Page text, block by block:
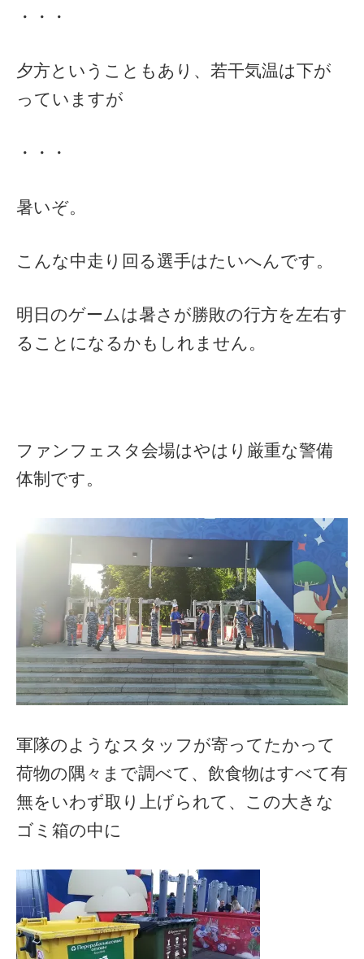
・・・
夕方ということもあり、若干気温は下が
っていますが
・・・
暑いぞ。
こんな中走り回る選手はたいへんです。
明日のゲームは暑さが勝敗の行方を左右す
ることになるかもしれません。
ファンフェスタ会場はやはり厳重な警備
体制です。
軍隊のようなスタッフが寄ってたかって
荷物の隅々まで調べて、飲食物はすべて有
無をいわず取り上げられて、この大きな
ゴミ箱の中に